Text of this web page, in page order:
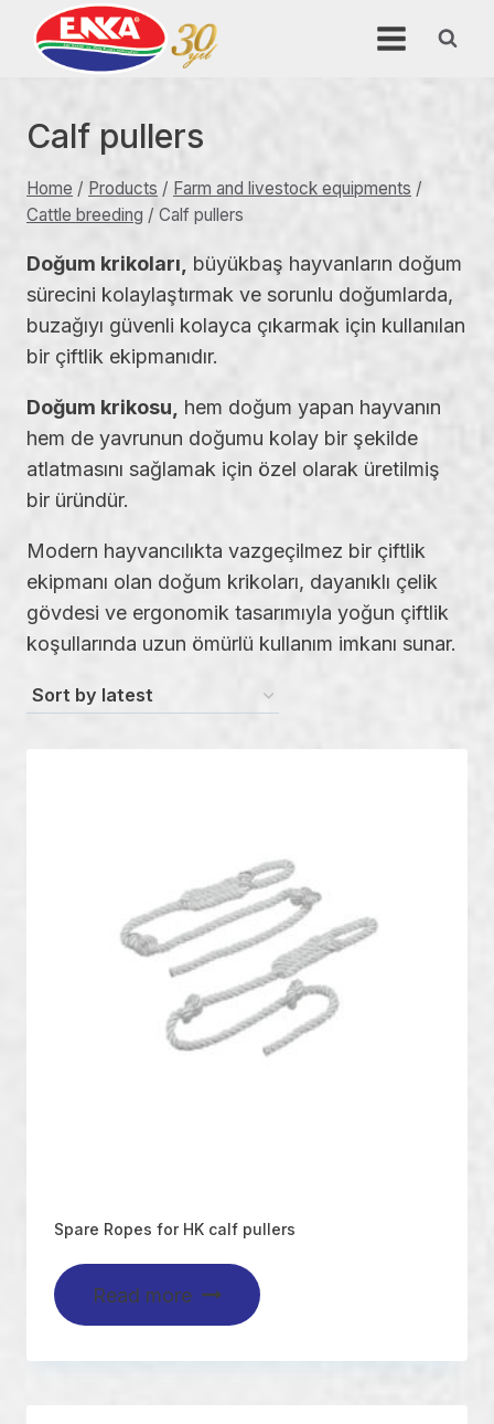
content
Calf pullers
Home / Products / Farm and livestock equipments /
Cattle breeding / Calf pullers
Doğum krikoları, büyükbaş hayvanların doğum
sürecini kolaylaştırmak ve sorunlu doğumlarda,
buzağıyı güvenli kolayca çıkarmak için kullanılan
bir çiftlik ekipmanıdır.
Doğum krikosu, hem doğum yapan hayvanın
hem de yavrunun doğumu kolay bir şekilde
atlatmasını sağlamak için özel olarak üretilmiş
bir üründür.
Modern hayvancılıkta vazgeçilmez bir çiftlik
ekipmanı olan doğum krikoları, dayanıklı çelik
gövdesi ve ergonomik tasarımıyla yoğun çiftlik
koşullarında uzun ömürlü kullanım imkanı sunar.
Spare Ropes for HK calf pullers
Read more